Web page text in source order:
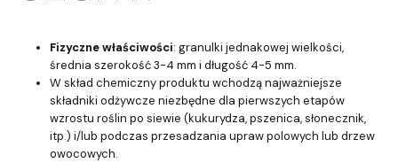
Fizyczne właściwości: granulki jednakowej wielkości,
średnia szerokość 3-4 mm i długość 4-5 mm.
W skład chemiczny produktu wchodzą najważniejsze
składniki odżywcze niezbędne dla pierwszych etapów
wzrostu roślin po siewie (kukurydza, pszenica, słonecznik,
itp.) i/lub podczas przesadzania upraw polowych lub drzew
owocowych.